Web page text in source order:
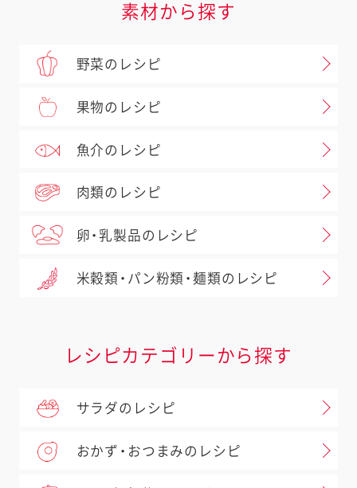
素材から探す
野菜のレシピ
果物のレシピ
魚介のレシピ
肉類のレシピ
卵・乳製品のレシピ
米穀類・パン粉類・麺類のレシピ
レシピカテゴリーから探す
サラダのレシピ
おかず・おつまみのレシピ